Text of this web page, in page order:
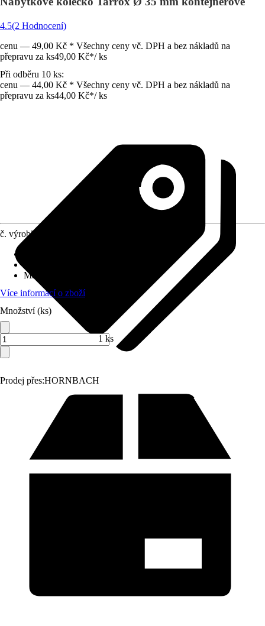
4.5(2 Hodnocení)
cenu — 49,00 Kč * Všechny ceny vč. DPH a bez nákladů na
přepravu za ks49,00 Kč*/ ks
Při odběru 10 ks:
cenu — 44,00 Kč * Všechny ceny vč. DPH a bez nákladů na
přepravu za ks44,00 Kč*/ ks
Prodej přes:HORNBACH
č. výrobku
Max. nosnost
Více informací o zboží
Množství (ks)
1 ks